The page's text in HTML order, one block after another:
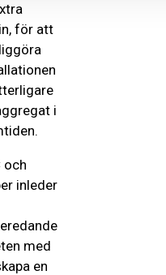
för att
i
och
inleder
med
en